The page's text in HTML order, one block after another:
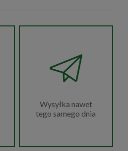
Wysyłka nawet
tego samego dnia